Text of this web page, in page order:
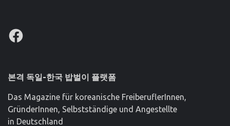
Facebook
본격 독일-한국 밥벌이 플랫폼
Das Magazine für koreanische FreiberuflerInnen,
GründerInnen, Selbstständige und Angestellte
in Deutschland